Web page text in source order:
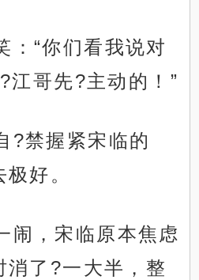
：“你们看我说对
江哥先?主动的！”
?禁握紧宋临的
好。
闹，宋临原本焦虑
消了?一大半，整